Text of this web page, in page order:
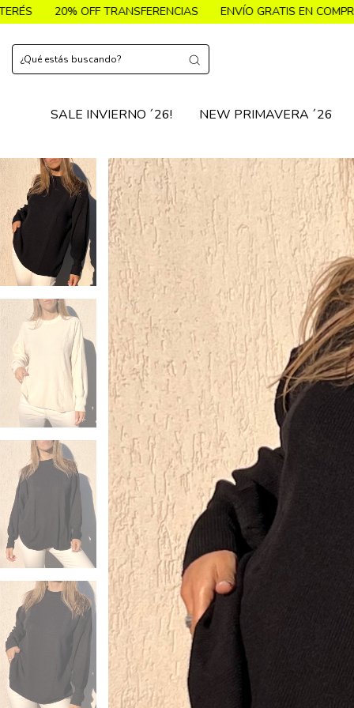
ENVÍO GRATIS EN COMPRAS + $119.900 🔥
SALE INVIERNO ´26! NEW PRIMAVERA ´26